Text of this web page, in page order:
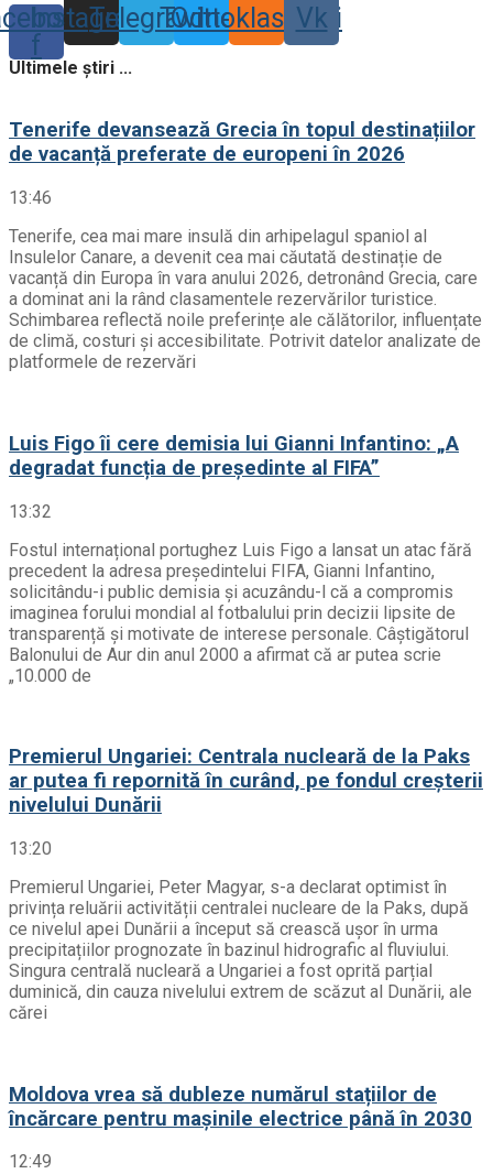
f
Instagram
TelegramTwitter
Odnoklassniki
Vk
Ultimele știri ...
Tenerife devansează Grecia în topul destinațiilor
de vacanță preferate de europeni în 2026
13:46
Tenerife, cea mai mare insulă din arhipelagul spaniol al
Insulelor Canare, a devenit cea mai căutată destinație de
vacanță din Europa în vara anului 2026, detronând Grecia, care
a dominat ani la rând clasamentele rezervărilor turistice.
Schimbarea reflectă noile preferințe ale călătorilor, influențate
de climă, costuri și accesibilitate. Potrivit datelor analizate de
platformele de rezervări
Luis Figo îi cere demisia lui Gianni Infantino: „A
degradat funcția de președinte al FIFA”
13:32
Fostul internațional portughez Luis Figo a lansat un atac fără
precedent la adresa președintelui FIFA, Gianni Infantino,
solicitându-i public demisia și acuzându-l că a compromis
imaginea forului mondial al fotbalului prin decizii lipsite de
transparență și motivate de interese personale. Câștigătorul
Balonului de Aur din anul 2000 a afirmat că ar putea scrie
„10.000 de
Premierul Ungariei: Centrala nucleară de la Paks
ar putea fi repornită în curând, pe fondul creșterii
nivelului Dunării
13:20
Premierul Ungariei, Peter Magyar, s-a declarat optimist în
privința reluării activității centralei nucleare de la Paks, după
ce nivelul apei Dunării a început să crească ușor în urma
precipitațiilor prognozate în bazinul hidrografic al fluviului.
Singura centrală nucleară a Ungariei a fost oprită parțial
duminică, din cauza nivelului extrem de scăzut al Dunării, ale
cărei
Moldova vrea să dubleze numărul stațiilor de
încărcare pentru mașinile electrice până în 2030
12:49